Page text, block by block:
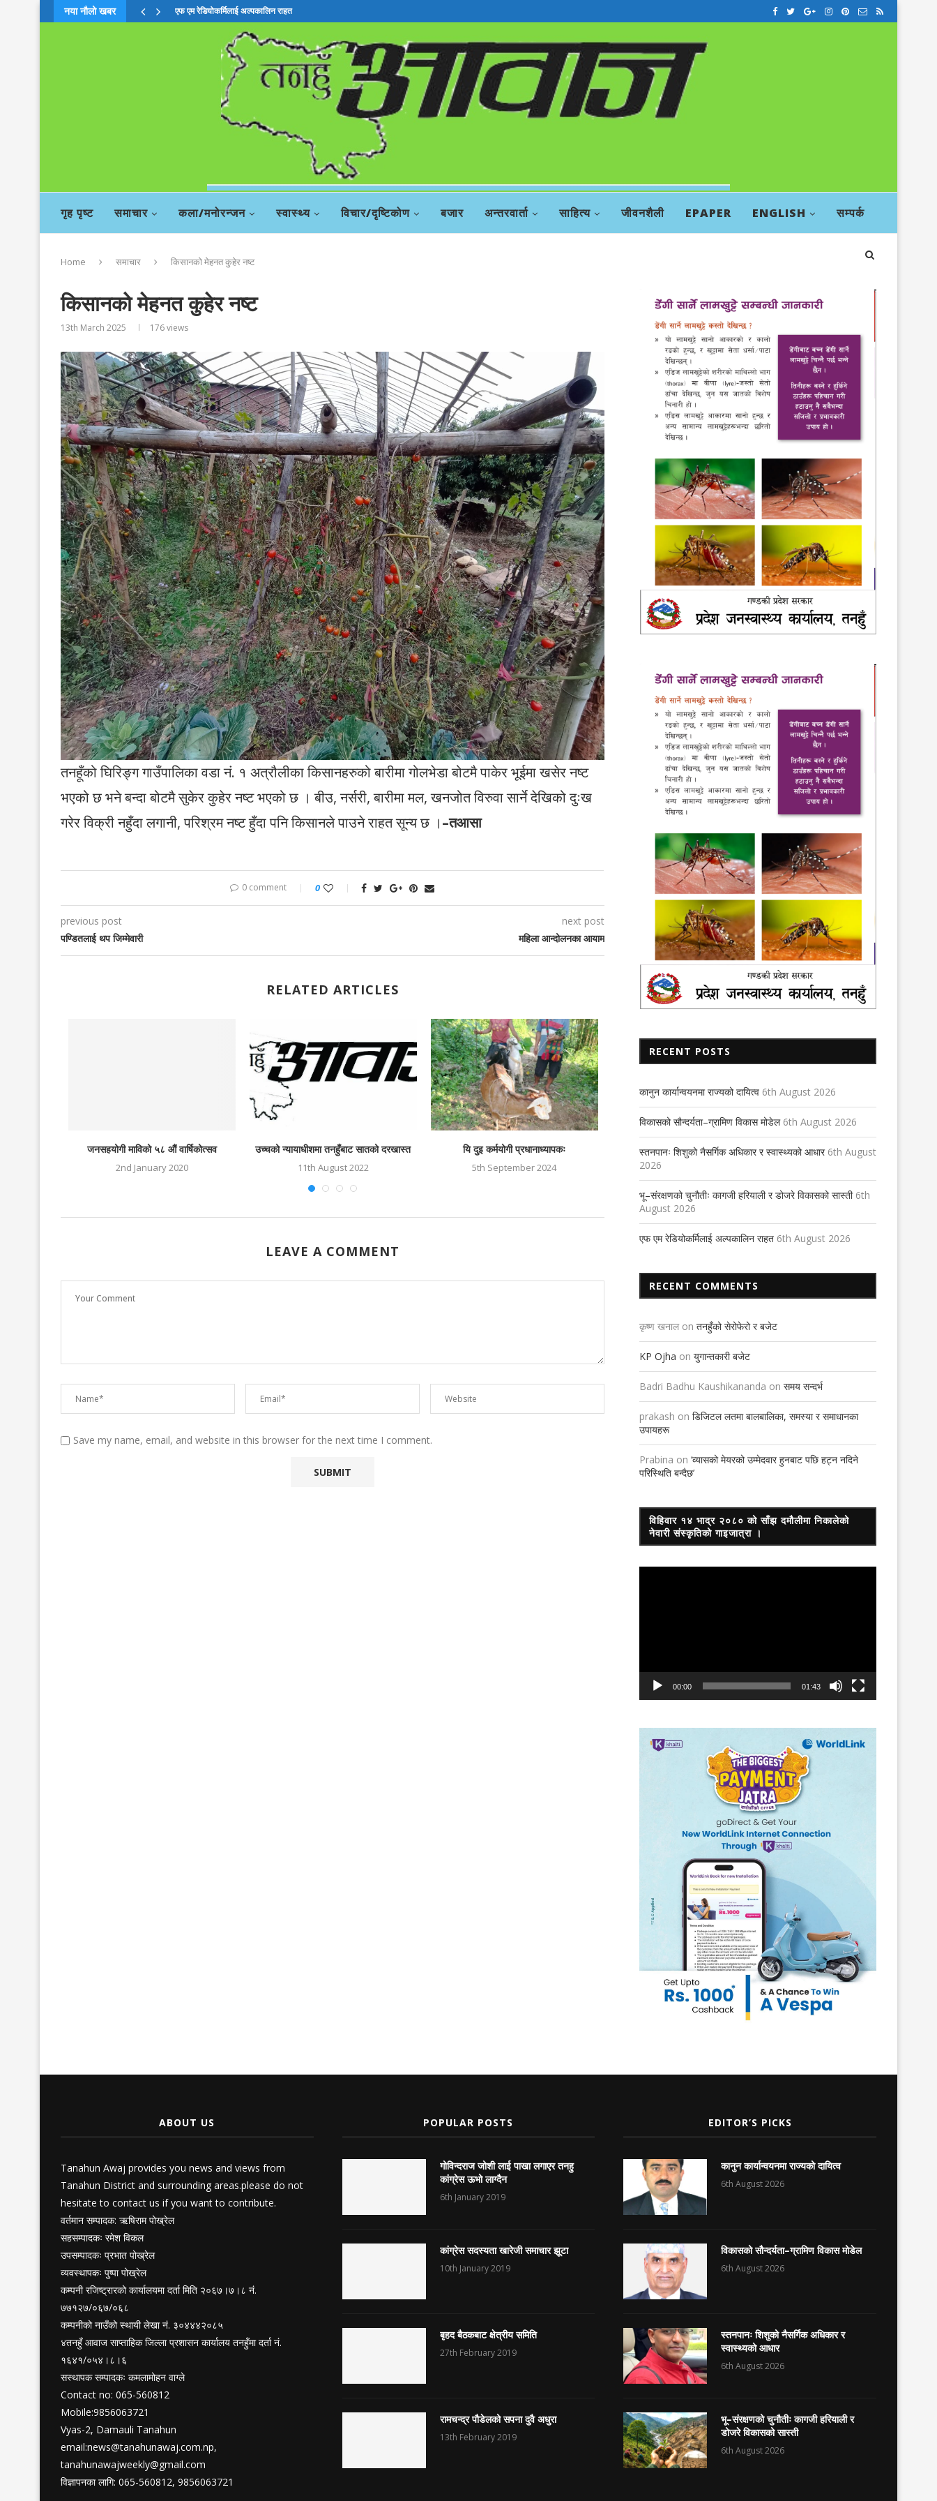
नया नौलो खबर चिया बहसमाः दाहालको सदस्यता खारेजी सिफारिस
गृह पृष्ट समाचार कला/मनोरन्जन स्वास्थ्य विचार/दृष्टिकोण बजार अन्तरवार्ता साहित्य जीवनशैली EPAPER ENGLISH सम्पर्क
Home समाचार किसानको मेहनत कुहेर नष्ट
किसानको मेहनत कुहेर नष्ट
13th March 2025 176views
तनहूँको घिरिङ्ग गाउँपालिका वडा नं. १ अत्रौलीका किसानहरुको बारीमा गोलभेडा बोटमै पाकेर भूईमा खसेर नष्ट
भएको छ भने बन्दा बोटमै सुकेर कुहेर नष्ट भएको छ । बीउ, नर्सरी, बारीमा मल, खनजोत विरुवा सार्ने देखिको दुःख
गरेर विक्री नहुँदा लगानी, परिश्रम नष्ट हुँदा पनि किसानले पाउने राहत सून्य छ ।–तआसा
0 comment 0
previous post
पण्डितलाई थप जिम्मेवारी
next post
महिला आन्दोलनका आयाम
RELATED ARTICLES
जनसहयोगी माविको ५८ औं वार्षिकोत्सव
2nd January 2020
उच्चको न्यायाधीशमा तनहुँबाट सातको दरखास्त
11th August 2022
यि दुइ कर्मयोगी प्रधानाध्यापकः
5th September 2024
शिक्षकहरु काठमाण्डौ केन्द्रित आन्दोलनमा
21st September 2023
पतञ्जली योग व्यास प्रभारीमा मल्ल
LEAVE A COMMENT
Save my name, email, and website in this browser for the next time I comment.
RECENT POSTS
कानुन कार्यान्वयनमा राज्यको दायित्व 6th August 2026
विकासको सौन्दर्यता–ग्रामिण विकास मोडेल 6th August 2026
स्तनपानः शिशुको नैसर्गिक अधिकार र स्वास्थ्यको आधार 6th August
2026
भू–संरक्षणको चुनौतीः कागजी हरियाली र डोजरे विकासको सास्ती 6th
August 2026
एफ एम रेडियोकर्मिलाई अल्पकालिन राहत 6th August 2026
RECENT COMMENTS
कृष्ण खनाल on तनहुँको सेरोफेरो र बजेट
KP Ojha on युगान्तकारी बजेट
Badri Badhu Kaushikananda on समय सन्दर्भ
prakash on डिजिटल लतमा बालबालिका, समस्या र समाधानका
उपायहरू
Prabina on ‘व्यासको मेयरको उम्मेदवार हुनबाट पछि हट्न नदिने
परिस्थिति बन्दैछ’
विहिवार १४ भाद्र २०८० को साँझ दमौलीमा निकालेको
नेवारी संस्कृतिको गाइजात्रा ।
00:00 01:43
ABOUT US
Tanahun Awaj provides you news and views from
Tanahun District and surrounding areas.please do not
hesitate to contact us if you want to contribute.
वर्तमान सम्पादक: ऋषिराम पोख्रेल
सहसम्पादकः रमेश विकल
उपसम्पादकः प्रभात पोख्रेल
व्यवस्थापकः पुष्पा पोख्रेल
कम्पनी रजिष्ट्रारको कार्यालयमा दर्ता मिति २०६७।७।८ नं.
७७१२७/०६७/०६८
कम्पनीको नाउँको स्थायी लेखा नं. ३०४४४२०८५
४तनहुँ आवाज साप्ताहिक जिल्ला प्रशासन कार्यालय तनहुँमा दर्ता नं.
१६४१/०५४।८।६
सस्थापक सम्पादकः कमलामोहन वाग्ले
Contact no: 065-560812
Mobile:9856063721
Vyas-2, Damauli Tanahun
email:news@tanahunawaj.com.np,
tanahunawajweekly@gmail.com
विज्ञापनका लागि: 065-560812, 9856063721
POPULAR POSTS
गोविन्दराज जोशी लाई पाखा लगाएर तनहु
कांग्रेस ऊभो लाग्दैन
6th January 2019
कांग्रेस सदस्यता खारेजी समाचार झूटा
10th January 2019
बृहद बैठकबाट क्षेत्रीय समिति
27th February 2019
रामचन्द्र पौडेलको सपना दुवै अधुरा
13th February 2019
EDITOR’S PICKS
कानुन कार्यान्वयनमा राज्यको दायित्व
6th August 2026
विकासको सौन्दर्यता–ग्रामिण विकास मोडेल
6th August 2026
स्तनपानः शिशुको नैसर्गिक अधिकार र
स्वास्थ्यको आधार
6th August 2026
भू–संरक्षणको चुनौतीः कागजी हरियाली र
डोजरे विकासको सास्ती
6th August 2026